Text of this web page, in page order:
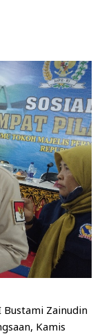
Bustami Zainudin
Kamis